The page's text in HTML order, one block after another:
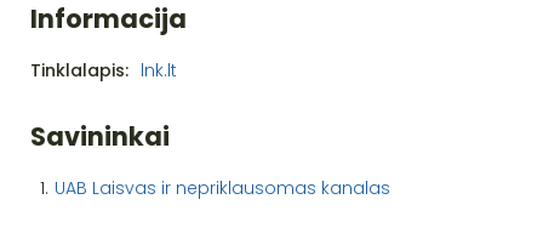
Informacija
Tinklalapis: lnk.lt
Savininkai
1. UAB Laisvas ir nepriklausomas kanalas